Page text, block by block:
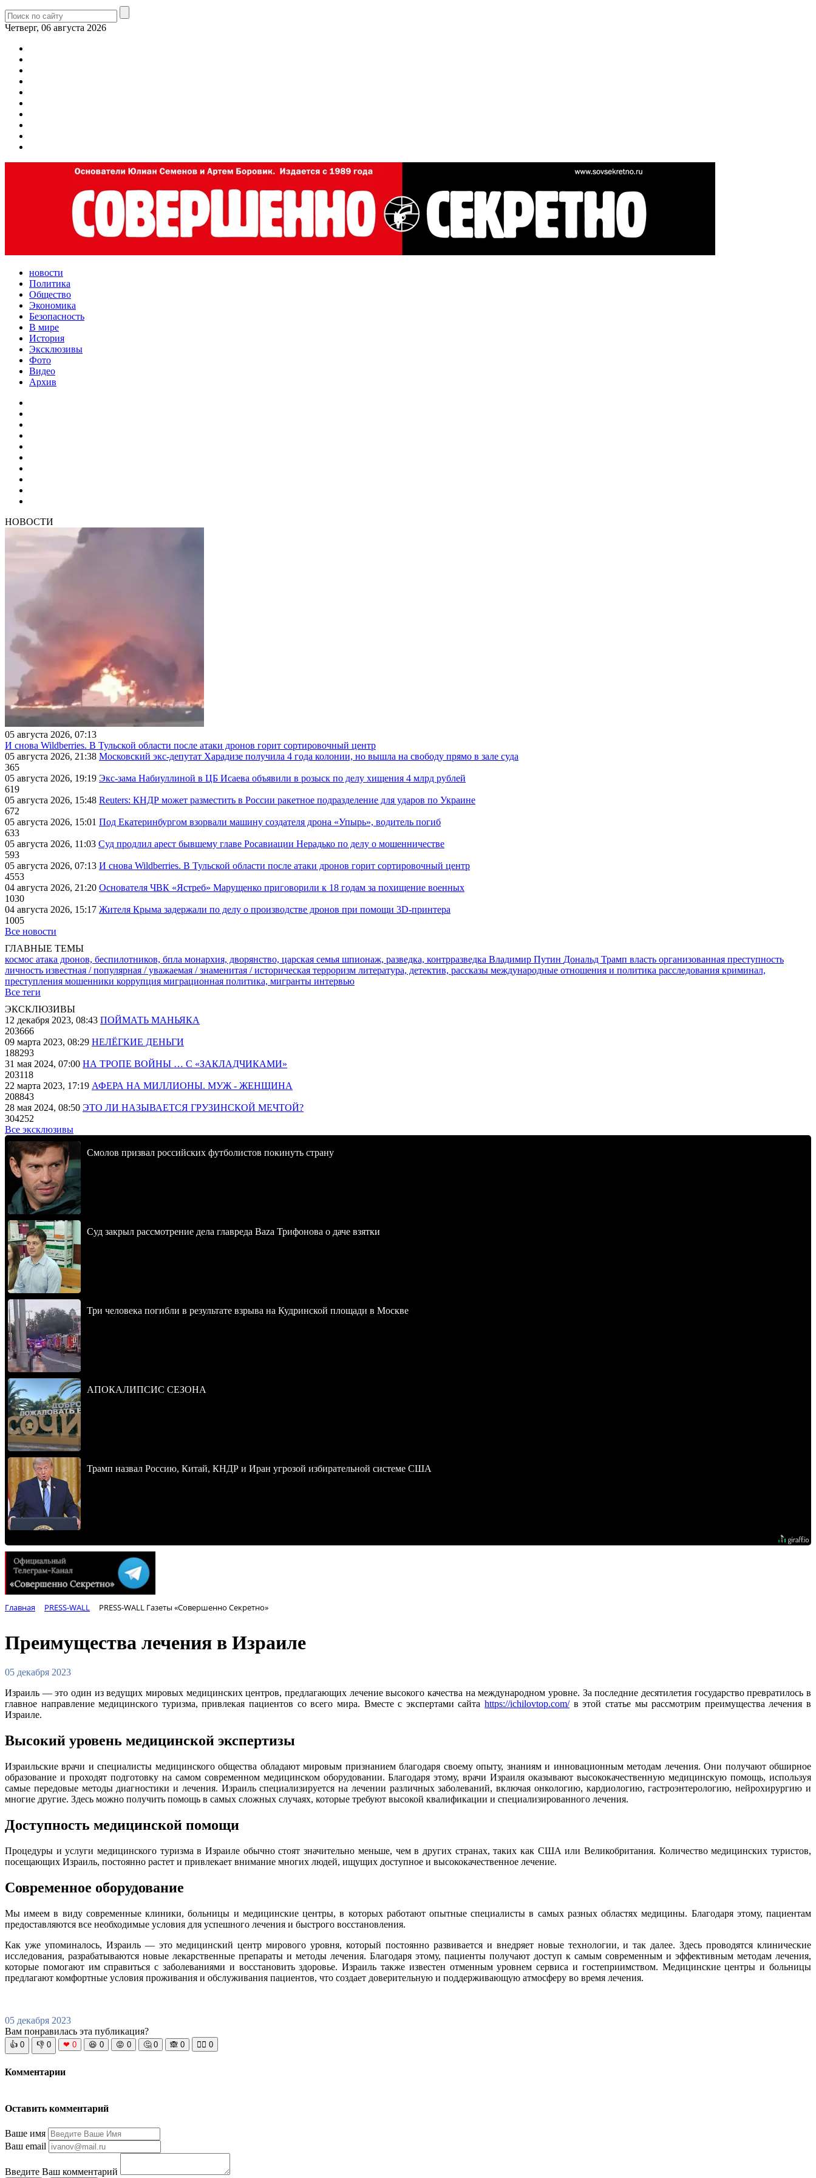
Четверг, 06 августа 2026
новости
Политика
Общество
Экономика
Безопасность
В мире
История
Эксклюзивы
Фото
Видео
Архив
НОВОСТИ
05 августа 2026, 07:13
И снова Wildberries. В Тульской области после атаки дронов горит сортировочный центр
05 августа 2026, 21:38 Московский экс-депутат Харадизе получила 4 года колонии, но вышла на свободу прямо в зале суда
365
05 августа 2026, 19:19 Экс-зама Набиуллиной в ЦБ Исаева объявили в розыск по делу хищения 4 млрд рублей
619
05 августа 2026, 15:48 Reuters: КНДР может разместить в России ракетное подразделение для ударов по Украине
672
05 августа 2026, 15:01 Под Екатеринбургом взорвали машину создателя дрона «Упырь», водитель погиб
633
05 августа 2026, 11:03 Суд продлил арест бывшему главе Росавиации Нерадько по делу о мошенничестве
593
05 августа 2026, 07:13 И снова Wildberries. В Тульской области после атаки дронов горит сортировочный центр
4553
04 августа 2026, 21:20 Основателя ЧВК «Ястреб» Марущенко приговорили к 18 годам за похищение военных
1030
04 августа 2026, 15:17 Жителя Крыма задержали по делу о производстве дронов при помощи 3D‑принтера
1005
Все новости
ГЛАВНЫЕ ТЕМЫ
космос атака дронов, беспилотников, бпла монархия, дворянство, царская семья шпионаж, разведка, контрразведка Владимир Путин Дональд Трамп власть организованная преступность
личность известная / популярная / уважаемая / знаменитая / историческая терроризм литература, детектив, рассказы международные отношения и политика расследования криминал,
преступления мошенники коррупция миграционная политика, мигранты интервью
Все теги
ЭКСКЛЮЗИВЫ
12 декабря 2023, 08:43 ПОЙМАТЬ МАНЬЯКА
203666
09 марта 2023, 08:29 НЕЛЁГКИЕ ДЕНЬГИ
188293
31 мая 2024, 07:00 НА ТРОПЕ ВОЙНЫ … С «ЗАКЛАДЧИКАМИ»
203118
22 марта 2023, 17:19 АФЕРА НА МИЛЛИОНЫ. МУЖ - ЖЕНЩИНА
208843
28 мая 2024, 08:50 ЭТО ЛИ НАЗЫВАЕТСЯ ГРУЗИНСКОЙ МЕЧТОЙ?
304252
Все эксклюзивы
Смолов призвал российских футболистов покинуть страну
Суд закрыл рассмотрение дела главреда Baza Трифонова о даче взятки
Три человека погибли в результате взрыва на Кудринской площади в Москве
АПОКАЛИПСИС СЕЗОНА
Трамп назвал Россию, Китай, КНДР и Иран угрозой избирательной системе США
Главная PRESS-WALL PRESS-WALL Газеты «Совершенно Секретно»
Преимущества лечения в Израиле
05 декабря 2023
Израиль — это один из ведущих мировых медицинских центров, предлагающих лечение высокого качества на международном уровне. За последние десятилетия государство превратилось в
главное направление медицинского туризма, привлекая пациентов со всего мира. Вместе с экспертами сайтаhttps://ichilovtop.com/в этой статье мы рассмотрим преимущества лечения в
Израиле.
Высокий уровень медицинской экспертизы
Израильские врачи и специалисты медицинского общества обладают мировым признанием благодаря своему опыту, знаниям и инновационным методам лечения. Они получают обширное
образование и проходят подготовку на самом современном медицинском оборудовании. Благодаря этому, врачи Израиля оказывают высококачественную медицинскую помощь, используя
самые передовые методы диагностики и лечения. Израиль специализируется на лечении различных заболеваний, включая онкологию, кардиологию, гастроэнтерологию, нейрохирургию и
многие другие. Здесь можно получить помощь в самых сложных случаях, которые требуют высокой квалификации и специализированного лечения.
Доступность медицинской помощи
Процедуры и услуги медицинского туризма в Израиле обычно стоят значительно меньше, чем в других странах, таких как США или Великобритания. Количество медицинских туристов,
посещающих Израиль, постоянно растет и привлекает внимание многих людей, ищущих доступное и высококачественное лечение.
Современное оборудование
Мы имеем в виду современные клиники, больницы и медицинские центры, в которых работают опытные специалисты в самых разных областях медицины. Благодаря этому, пациентам
предоставляются все необходимые условия для успешного лечения и быстрого восстановления.
Как уже упоминалось, Израиль — это медицинский центр мирового уровня, который постоянно развивается и внедряет новые технологии, и так далее. Здесь проводятся клинические
исследования, разрабатываются новые лекарственные препараты и методы лечения. Благодаря этому, пациенты получают доступ к самым современным и эффективным методам лечения,
которые помогают им справиться с заболеваниями и восстановить здоровье. Израиль также известен отменным уровнем сервиса и гостеприимством. Медицинские центры и больницы
предлагают комфортные условия проживания и обслуживания пациентов, что создает доверительную и поддерживающую атмосферу во время лечения.
05 декабря 2023
Вам понравилась эта публикация?
👍 0 👎 0 ❤ 0 😆 0 😡 0 🤔 0 🙈 0 🧘‍♀️ 0
Комментарии
Оставить комментарий
Ваше имя
Ваш email
Введите Ваш комментарий